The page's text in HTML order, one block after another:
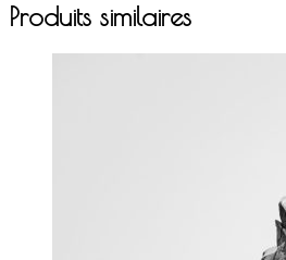
Produits similaires